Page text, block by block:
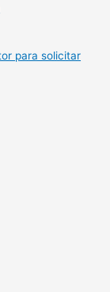
para solicitar